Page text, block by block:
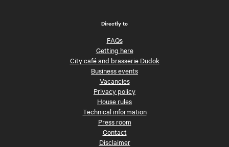
Directly to
FAQs
Getting here
City café and brasserie Dudok
Business events
Vacancies
Privacy policy
House rules
Technical information
Press room
Contact
Disclaimer